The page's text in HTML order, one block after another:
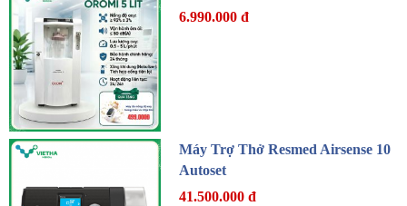
6.990.000 đ
Máy Trợ Thở Resmed Airsense 10
Autoset
41.500.000 đ